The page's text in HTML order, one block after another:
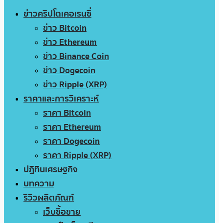
ข่าวคริปโตเคอเรนซี่
ข่าว Bitcoin
ข่าว Ethereum
ข่าว Binance Coin
ข่าว Dogecoin
ข่าว Ripple (XRP)
ราคาและการวิเคราะห์
ราคา Bitcoin
ราคา Ethereum
ราคา Dogecoin
ราคา Ripple (XRP)
ปฏิทินเศรษฐกิจ
บทความ
รีวิวผลิตภัณฑ์
เว็บซื้อขาย